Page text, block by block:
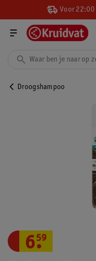
Voor
Droogshampoo
6.
59